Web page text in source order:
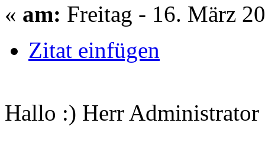
« am: Freitag - 16. März
Zitat einfügen
Hallo :) Herr Administrator